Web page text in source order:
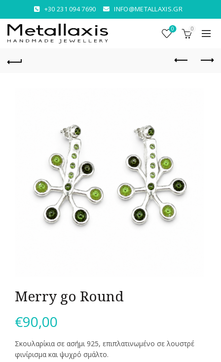
+30 231 094 7690 INFO@METALLAXIS.GR
0 0
Merry go Round
€90,00
Σκουλαρίκια σε ασήμι 925, επιπλατινωμένο σε λουστρέ
φινίρισμα και ψυχρό σμάλτο.